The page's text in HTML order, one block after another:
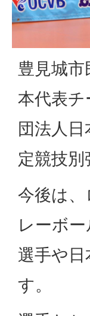
豊見城
本代表
団法人
定競技
今後は
レーボ
選手や
す。